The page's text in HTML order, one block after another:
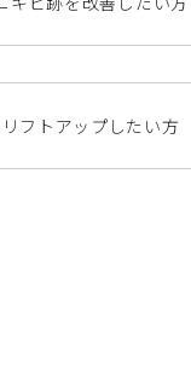
フトアップしたい方